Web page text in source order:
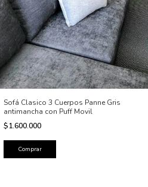
Sofá Clasico 3 Cuerpos Panne Gris
antimancha con Puff Movil
$1.600.000